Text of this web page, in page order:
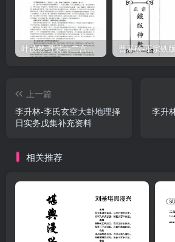
叶茂然-莲花十二宫佛家奇门面授及答疑 曹展硕-正宗铁
上一篇
李升林-李氏玄空大卦地理择
日实务戊集补充资料
李升
相关推荐